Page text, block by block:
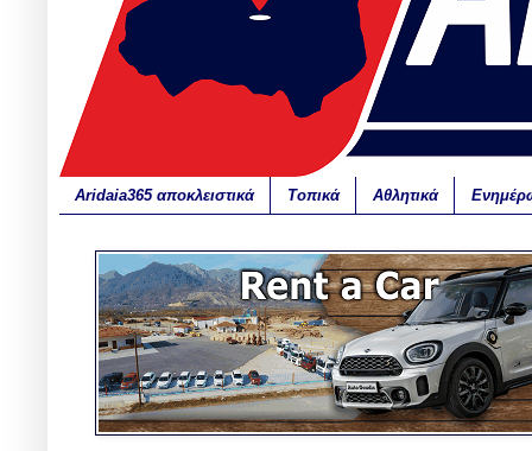
Aridaia365 αποκλειστικά Τοπικά Αθλητικά